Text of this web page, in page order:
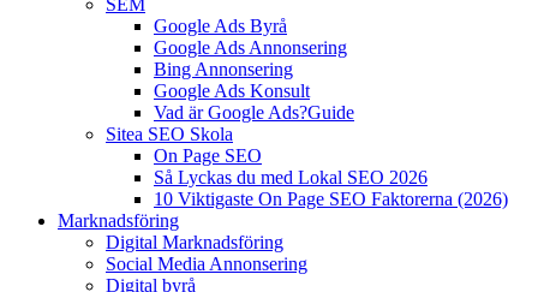
SEM
Google Ads Byrå
Google Ads Annonsering
Bing Annonsering
Google Ads Konsult
Vad är Google Ads?Guide
Sitea SEO Skola
On Page SEO
Så Lyckas du med Lokal SEO 2026
10 Viktigaste On Page SEO Faktorerna (2026)
Marknadsföring
Digital Marknadsföring
Social Media Annonsering
Digital byrå